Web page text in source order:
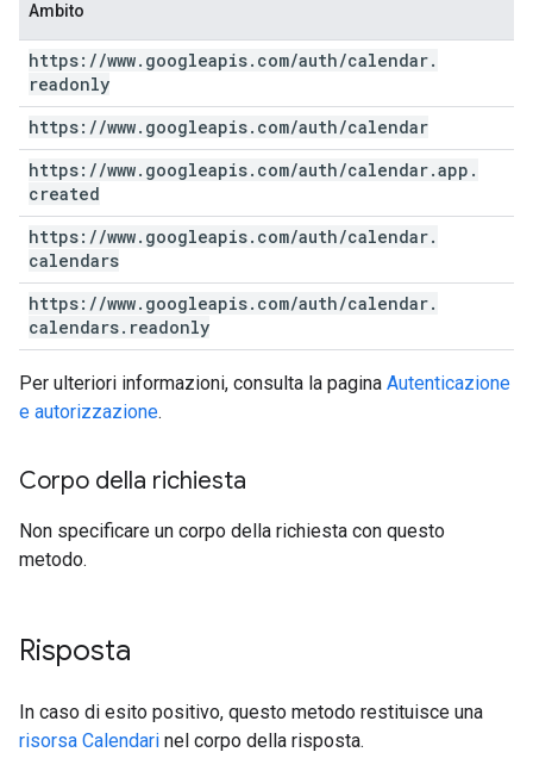
Ambito
https: //www. googleapis. com/auth/calendar.
readonly
https: //www. googleapis. com/auth/calendar
https: //www. googleapis. com/auth/calendar.app .
created
https: //www. googleapis. com/auth/calendar.
calendars
https: //www. googleapis. com/auth/calendar.
calendars. readonly
Per ulteriori informazioni, consulta la pagina Autenticazione
e autorizzazione.
Corpo della richiesta
Non specificare un corpo della richiesta con questo
metodo.
Risposta
In caso di esito positivo, questo metodo restituisce una
risorsa Calendari nel corpo della risposta.